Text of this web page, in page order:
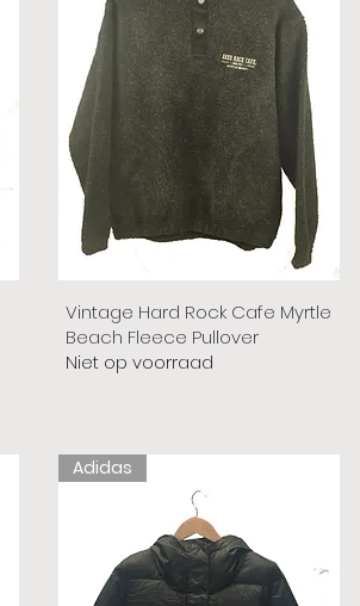
Vintage Hard Rock Cafe Myrtle
Beach Fleece Pullover
Niet op voorraad
Adidas